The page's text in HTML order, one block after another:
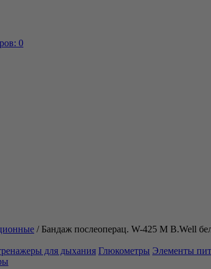
0
/ Бандаж послеоперац. W-425 М B.Well
для дыхания Глюкометры Элементы